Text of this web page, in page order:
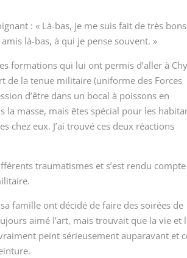
: « Là-bas, je me suis fait de très bons
là-bas, à qui je pense souvent. »
formations qui lui ont permis d’aller à
de la tenue militaire (uniforme des Forces
d’être dans un bocal à poissons en
masse, mais êtes spécial pour les
chez eux. J’ai trouvé ces deux réactions
traumatismes et s’est rendu
famille ont décidé de faire des soirées de
aimé l’art, mais trouvait que la vie et
peint sérieusement auparavant et